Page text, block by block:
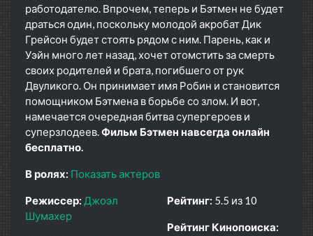
работодателю. Впрочем, теперь и Бэтмен не будет
драться один, поскольку молодой акробат Дик
Грейсон будет стоять рядом с ним. Парень, как и
Уэйн много лет назад, хочет отомстить за смерть
своих родителей и брата, погибшего от рук
Двуликого. Он принимает имя Робин и становится
помощником Бэтмена в борьбе со злом. И вот,
намечается очередная битва супергероев и
суперзлодеев.Фильм Бэтмен навсегда онлайн
бесплатно.
В ролях: Показать актеров
Режиссер: Джоэл
Шумахер
Рейтинг: 5.5 из 10
Рейтинг Кинопоиска: